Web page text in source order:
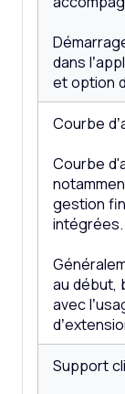
dans
et option
Courbe
Courbe
gestion
intégrées.
au début,
avec
Support